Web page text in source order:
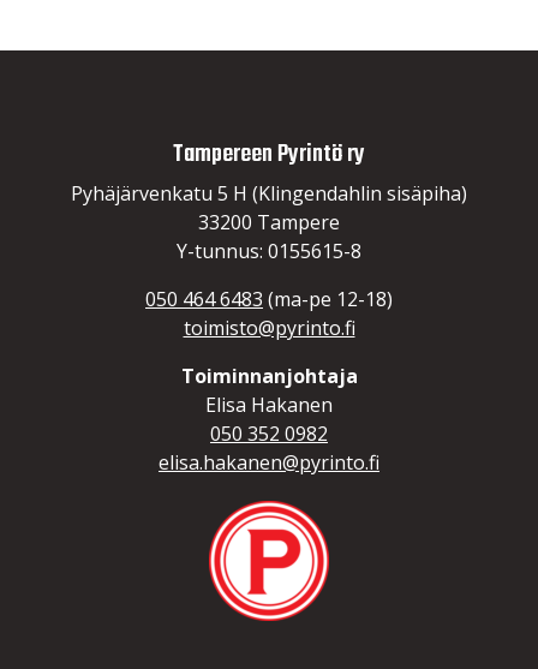
Tampereen Pyrintö ry
Pyhäjärvenkatu 5 H (Klingendahlin sisäpiha)
33200 Tampere
Y-tunnus: 0155615-8
050 464 6483 (ma-pe 12-18)
toimisto@pyrinto.fi
Toiminnanjohtaja
Elisa Hakanen
050 352 0982
elisa.hakanen@pyrinto.fi